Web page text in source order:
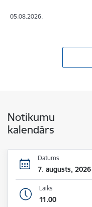
05.08.2026.
Notikumu
kalendārs
Datums
7. augusts, 2026
Laiks
11.00